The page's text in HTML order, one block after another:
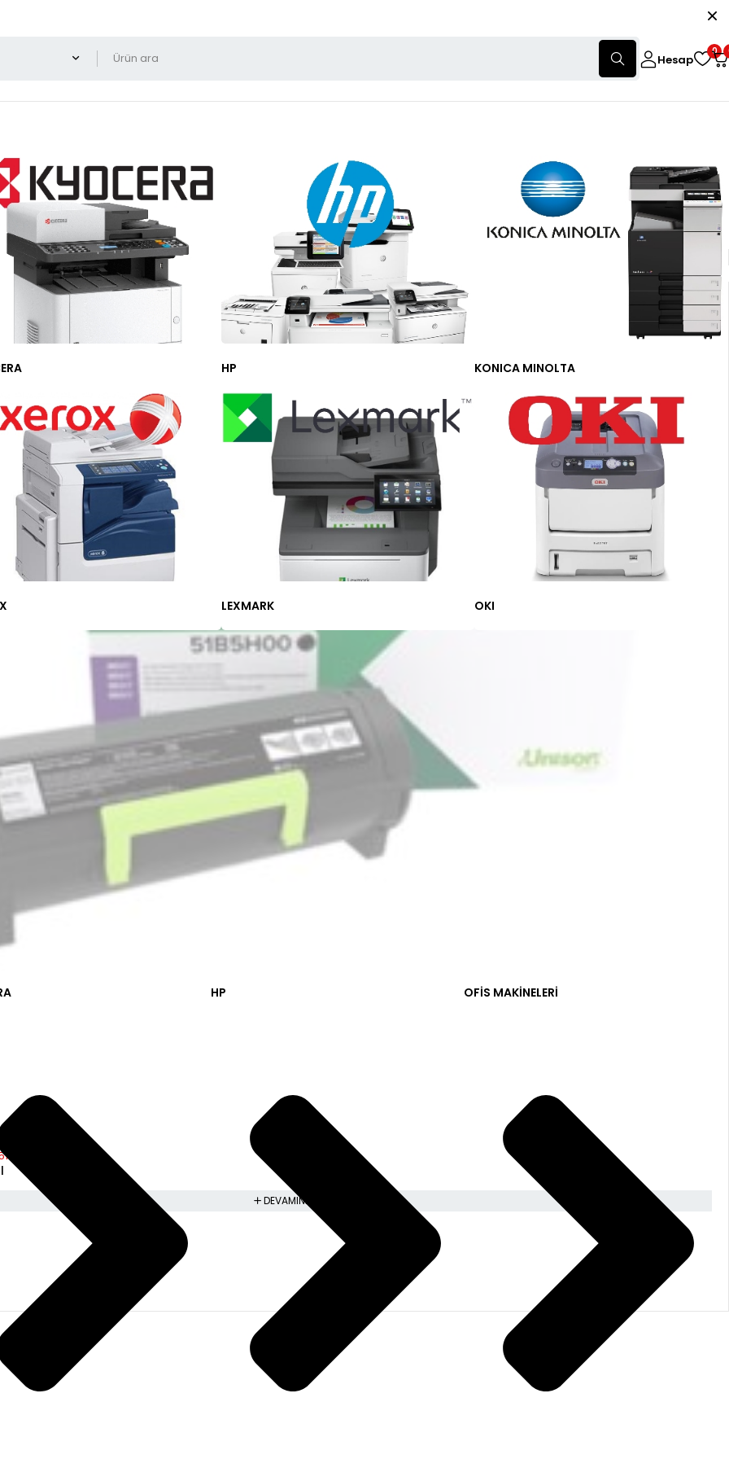
Hesap
0
HP
LEXMARK
KONICA MINOLTA
OKI
HP OFİS MAKİNELERİ
Yalnız indirimli ürünleri göster Varsayılan Sıralama
51B5H00 Orjinal
DEVAMINI OKU
BİLGİ HESABIM Haber bülteni